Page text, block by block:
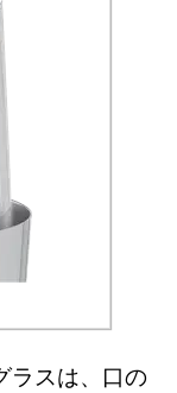
ラスは、口の